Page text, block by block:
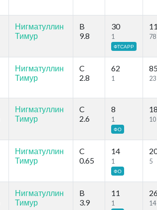
Нигматуллин
Тимур
B
9.8
30
1
ФТСАРР
78
Нигматуллин
Тимур
C
2.8
62
1 23
Нигматуллин
Тимур
C
2.6
8
1
ФО
18
10
Нигматуллин
Тимур
C
0.65
14
1
ФО
5
Нигматуллин
Тимур
B
3.9
11
1 14